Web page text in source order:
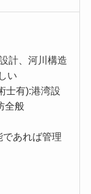
計、河川構造
い
士有):港湾設
全般
あれば管理